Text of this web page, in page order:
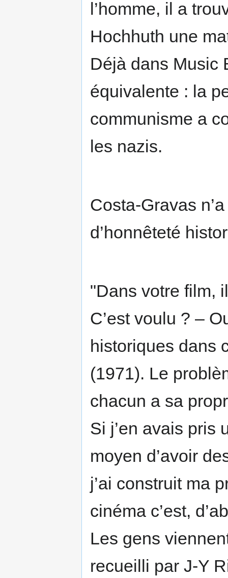
l’homme, il a
Hochhuth une
Déjà dans Music
équivalente : la
communisme a
les nazis.
Costa-Gravas
d’honnêteté
"Dans votre film,
C’est voulu ? –
historiques dans
(1971). Le
chacun a sa
Si j’en avais pris
moyen d’avoir
j’ai construit ma
cinéma c’est,
Les gens
recueilli par J-Y